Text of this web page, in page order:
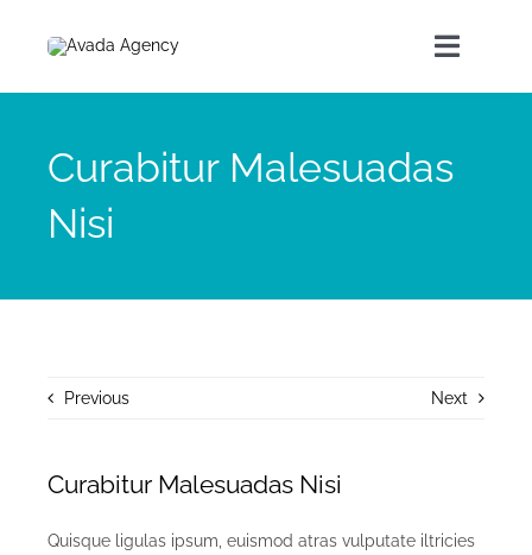
Toggle
About Us
Our Products
Curabitur Malesuadas
Nisi
Previous Next
Curabitur Malesuadas Nisi
Quisque ligulas ipsum, euismod atras vulputate iltricies